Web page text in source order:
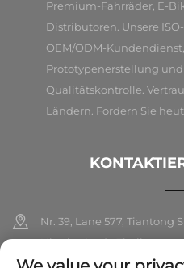
Premium-Fahrräder, E-
Distributoren. Unsere
OEM/ODM-
Prototypenerstellung
Qualitätskontrolle.
Ländern. Fordern Sie
Nr. 39, Lane 577, Tiantong
Ningbo Stadt, Zhejiang